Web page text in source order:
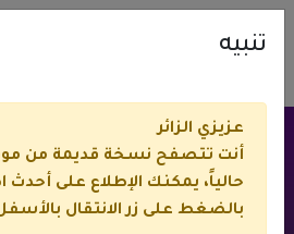
أخبار التحول
تنبيه
عزيزي الزائر
أنت تتصفح نسخة قديمة من
حالياً، يمكنك الإطلاع على أحدث
بالضغط على زر الانتقال